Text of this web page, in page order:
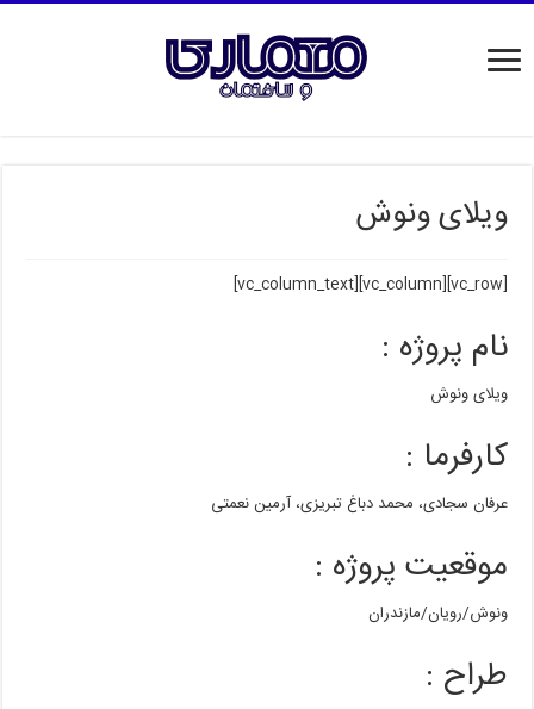
ویلای ونوش
[vc_row][vc_column][vc_column_text]
نام پروژه :
ویلای ونوش
کارفرما :
عرفان سجادی، محمد دباغ تبریزی، آرمین نعمتی
موقعیت پروژه :
ونوش/رویان/مازندران
طراح :